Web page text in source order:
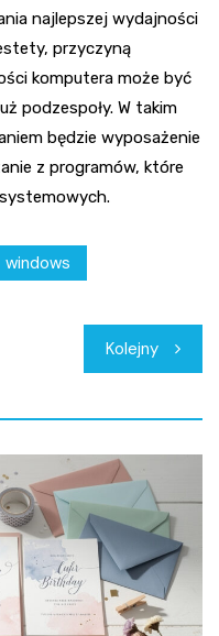
najlepszej wydajności
przyczyną
komputera może być
podzespoły. W takim
będzie wyposażenie
z programów, które
windows
Kolejny